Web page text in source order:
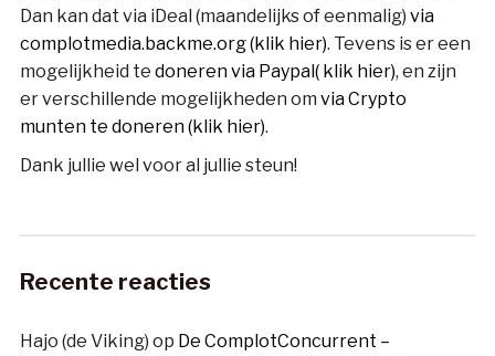
Dan kan dat via iDeal (maandelijks of eenmalig) via
complotmedia.backme.org (klik hier). Tevens is er een
mogelijkheid te doneren via Paypal( klik hier), en zijn
er verschillende mogelijkheden om via Crypto
munten te doneren (klik hier).
Dank jullie wel voor al jullie steun!
Recente reacties
Hajo (de Viking) op De ComplotConcurrent –